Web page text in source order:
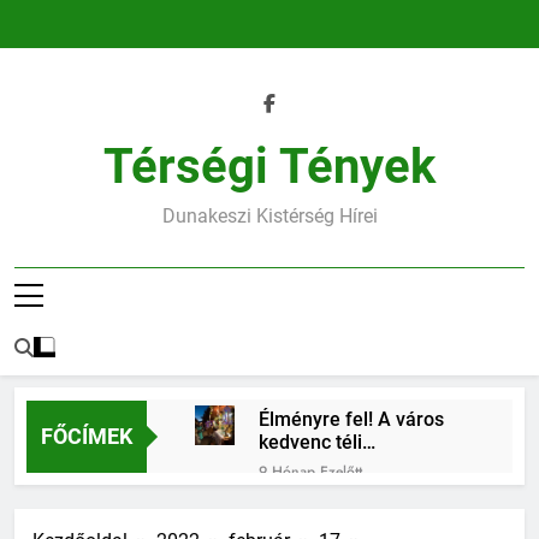
Térségi Tények
Dunakeszi Kistérség Hírei
FŐCÍMEK
Élményre fel! A város
kedvenc téli
találkozóhelye vár rád
9 Hónap Ezelőtt
9 Hónap Ezelőtt